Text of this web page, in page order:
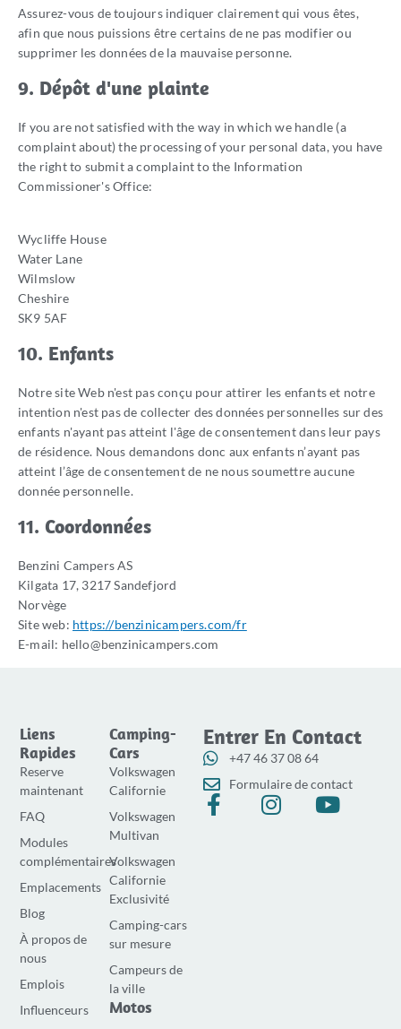
Assurez-vous de toujours indiquer clairement qui vous êtes,
afin que nous puissions être certains de ne pas modifier ou
supprimer les données de la mauvaise personne.
9. Dépôt d'une plainte
If you are not satisfied with the way in which we handle (a
complaint about) the processing of your personal data, you have
the right to submit a complaint to the Information
Commissioner's Office:
Wycliffe House
Water Lane
Wilmslow
Cheshire
SK9 5AF
10. Enfants
Notre site Web n'est pas conçu pour attirer les enfants et notre
intention n'est pas de collecter des données personnelles sur des
enfants n'ayant pas atteint l'âge de consentement dans leur pays
de résidence. Nous demandons donc aux enfants n’ayant pas
atteint l’âge de consentement de ne nous soumettre aucune
donnée personnelle.
11. Coordonnées
Benzini Campers AS
Kilgata 17, 3217 Sandefjord
Norvège
Site web: https://benzinicampers.com/fr
E-mail: hello@benzinicampers.com
Camping-
Cars
Volkswagen
Californie
Volkswagen
Multivan
Volkswagen
Californie
Exclusivité
Camping-cars
sur mesure
Campeurs de
la ville
Motos
Liens
Rapides
Reserve
maintenant
FAQ
Modules
complémentaires
Emplacements
Blog
À propos de
nous
Emplois
Influenceurs
Entrer En Contact
+47 46 37 08 64
Formulaire de contact
F
I
Y